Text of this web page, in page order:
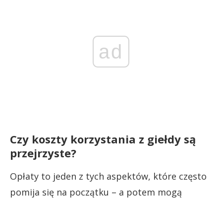
ad
Czy koszty korzystania z giełdy są
przejrzyste?
Opłaty to jeden z tych aspektów, które często
pomija się na początku – a potem mogą